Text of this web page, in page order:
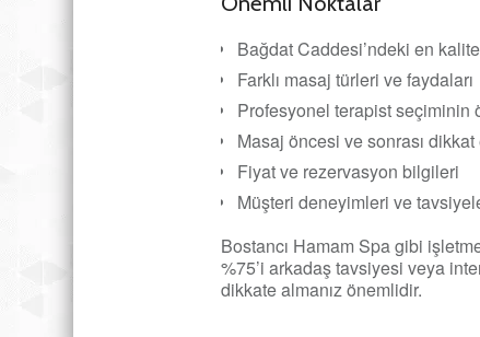
Bağdat Caddesi’ndeki en
Farklı masaj türleri ve faydaları
Profesyonel terapist seçiminin
Masaj öncesi ve sonrası
Fiyat ve rezervasyon bilgileri
Müşteri deneyimleri ve
Bostancı Hamam Spa gibi
%75’i arkadaş tavsiyesi veya
dikkate almanız önemlidir.